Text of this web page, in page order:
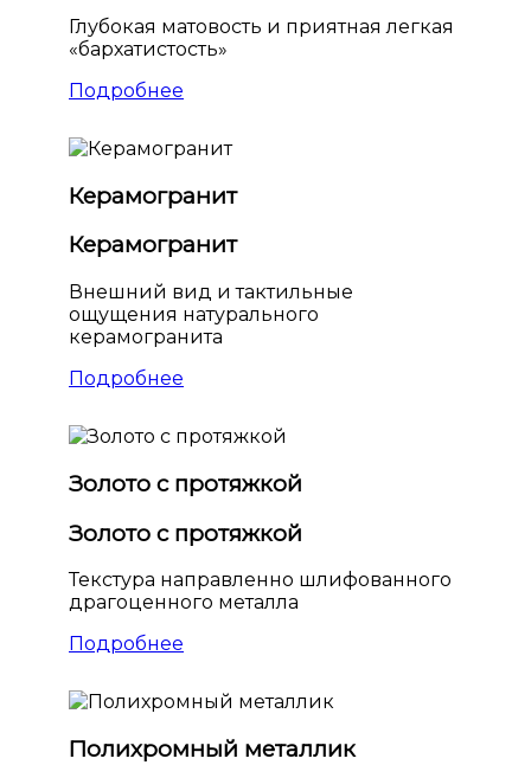
Глубокая матовость и приятная легкая
«бархатистость»
Подробнее
Керамогранит
Керамогранит
Внешний вид и тактильные
ощущения натурального
керамогранита
Подробнее
Золото с протяжкой
Золото с протяжкой
Текстура направленно шлифованного
драгоценного металла
Подробнее
Полихромный металлик